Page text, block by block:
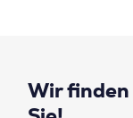
Wir finden